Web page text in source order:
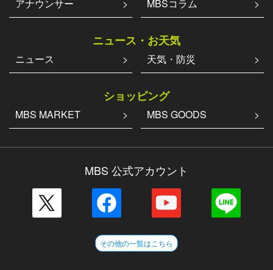
アナウンサー MBSコラム
ニュース・お天気
ニュース 天気・防災
ショッピング
MBS MARKET MBS GOODS
MBS 公式アカウント
その他の一覧はこちら